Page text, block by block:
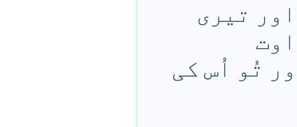
تیری
تُو اُس کی